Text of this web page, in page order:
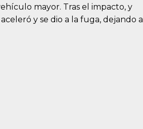
mayor. Tras el impacto, y
y se dio a la fuga, dejando a